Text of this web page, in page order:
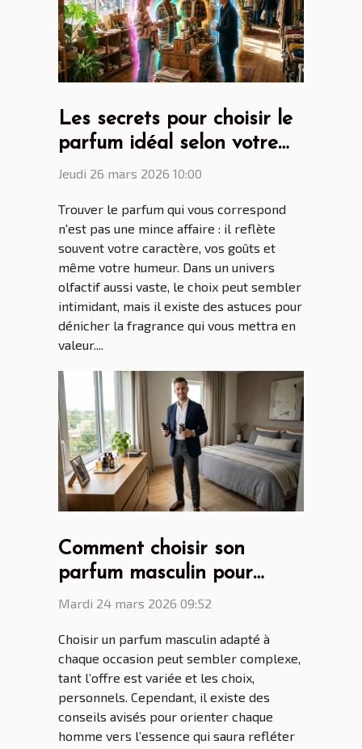
Les secrets pour choisir le
parfum idéal selon votre
personnalité
Jeudi 26 mars 2026 10:00
Trouver le parfum qui vous correspond
n'est pas une mince affaire : il reflète
souvent votre caractère, vos goûts et
même votre humeur. Dans un univers
olfactif aussi vaste, le choix peut sembler
intimidant, mais il existe des astuces pour
dénicher la fragrance qui vous mettra en
valeur....
Comment choisir son
parfum masculin pour
chaque occasion ?
Mardi 24 mars 2026 09:52
Choisir un parfum masculin adapté à
chaque occasion peut sembler complexe,
tant l’offre est variée et les choix,
personnels. Cependant, il existe des
conseils avisés pour orienter chaque
homme vers l’essence qui saura refléter